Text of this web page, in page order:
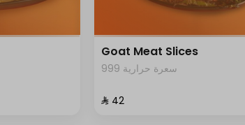
Goat Meat Slices
999 سعرة حرارية
⁨⁦‪‬ 42⁩